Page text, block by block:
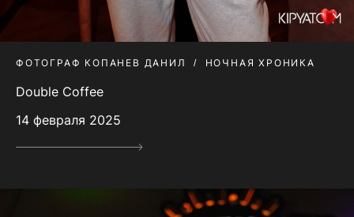
ФОТОГРАФ КОПАНЕВ ДАНИЛ НОЧНАЯ ХРОНИКА
Double Coffee
14 февраля 2025